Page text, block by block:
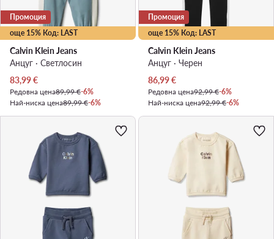
още 15% Код: LAST
Промоция
Calvin Klein Jeans
Анцуг · Светлосин
Актуална цена
83,99€
Редовна цена89,99 €-6%
Най-ниска цена89,99 €-6%
още 15% Код: LAST
Промоция
Calvin Klein Jeans
Анцуг · Черен
Актуална цена
86,99€
Редовна цена92,99 €-6%
Най-ниска цена92,99 €-6%